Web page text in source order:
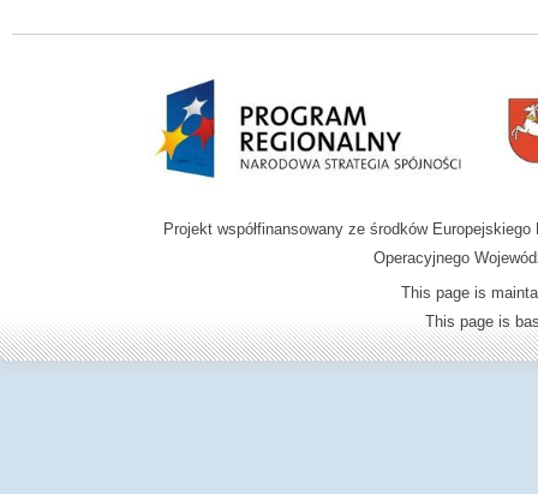
Projekt współfinansowany ze środków
Operacyjnego
This page is
This page is